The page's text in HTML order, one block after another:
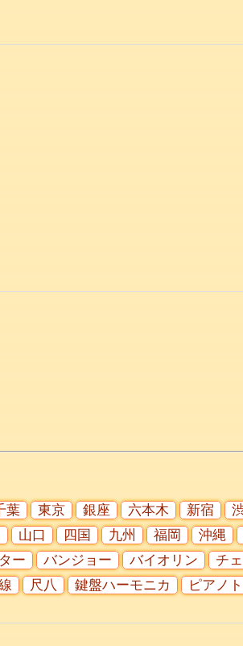
葉 東京 銀座 六本木 新宿
山口 四国 九州 福岡 沖縄
ー バンジョー バイオリン チ
尺八 鍵盤ハーモニカ ピアノ